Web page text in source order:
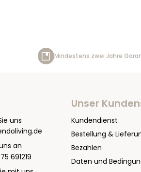
Mindestens zwei Jahre
uns
an
691219
Unser
Kundendienst
Bestellung &
Bezahlen
Daten und